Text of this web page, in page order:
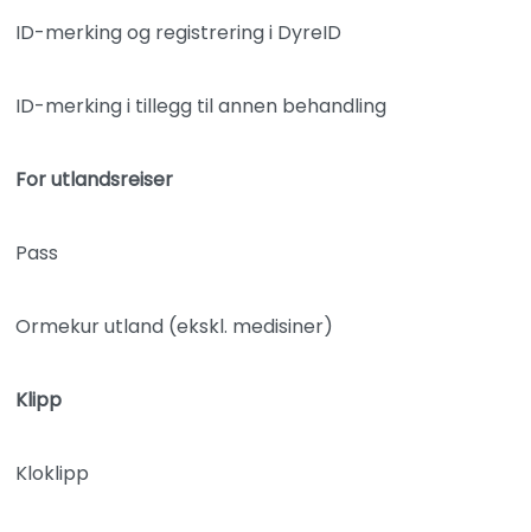
ID-merking og registrering i DyreID
ID-merking i tillegg til annen behandling
For utlandsreiser
Pass
Ormekur utland (ekskl. medisiner)
Klipp
Kloklipp